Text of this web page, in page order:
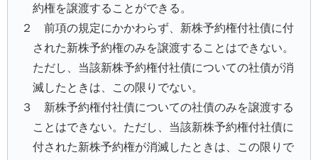
約権を譲渡することができる。
２ 前項の規定にかかわらず、新株予約権付社債に付
された新株予約権のみを譲渡することはできない。
ただし、当該新株予約権付社債についての社債が消
滅したときは、この限りでない。
３ 新株予約権付社債についての社債のみを譲渡する
ことはできない。ただし、当該新株予約権付社債に
付された新株予約権が消滅したときは、この限りで